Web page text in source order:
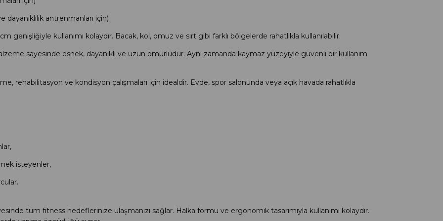
antrenmanları için)
genişliğiyle kullanımı kolaydır. Bacak, kol, omuz ve sırt gibi farklı bölgelerde rahatlıkla kullanılabilir.
sayesinde esnek, dayanıklı ve uzun ömürlüdür. Aynı zamanda kaymaz yüzeyiyle güvenli bir kullanım
rehabilitasyon ve kondisyon çalışmaları için idealdir. Evde, spor salonunda veya açık havada rahatlıkla
isteyenler,
tüm fitness hedeflerinize ulaşmanızı sağlar. Halka formu ve ergonomik tasarımıyla kullanımı kolaydır.